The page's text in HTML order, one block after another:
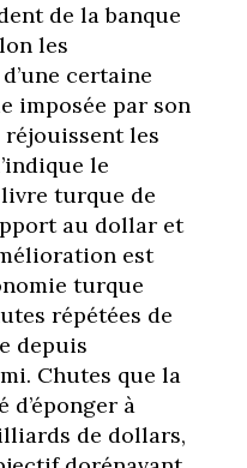
de la banque
les
certaine
imposée par son
les
le
turque de
au dollar et
est
turque
répétées de
depuis
Chutes que la
d’éponger à
de dollars,